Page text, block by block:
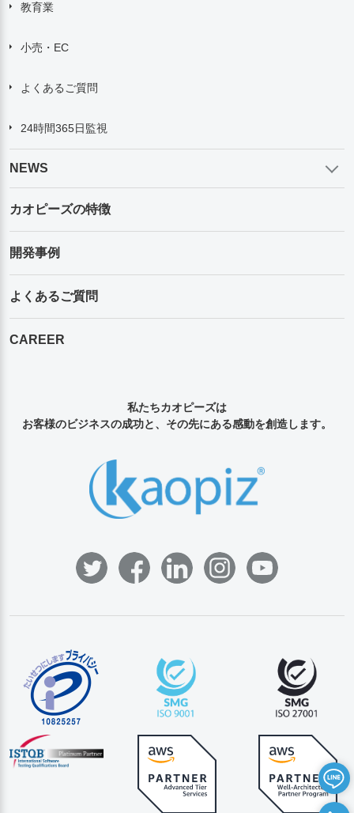
教育業
小売・EC
よくあるご質問
24時間365日監視
NEWS
カオピーズの特徴
開発事例
よくあるご質問
CAREER
私たちカオピーズは
お客様のビジネスの成功と、その先にある感動を創造します。